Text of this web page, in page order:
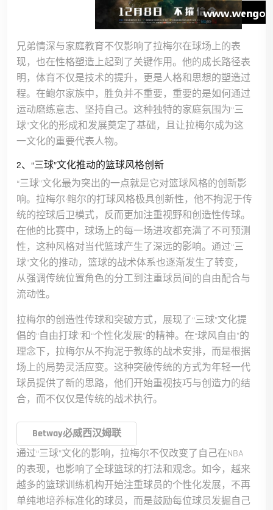
兄弟情深与家庭教育不仅影响了拉梅尔在球场上的表
现，也在性格塑造上起到了关键作用。他的成长路径表
明，体育不仅是技术的提升，更是人格和思想的塑造过
程。在鲍尔家族中，胜负并不重要，重要的是如何通过
运动磨练意志、坚持自己。这种独特的家庭氛围为“三
球”文化的形成和发展奠定了基础，且让拉梅尔成为这
一文化的重要代表人物。
2、“三球”文化推动的篮球风格创新
“三球”文化最为突出的一点就是它对篮球风格的创新影
响。拉梅尔·鲍尔的打球风格极具创新性，他不拘泥于传
统的控球后卫模式，反而更加注重视野和创造性传球。
在他的比赛中，球场上的每一场进攻都充满了不可预测
性，这种风格对当代篮球产生了深远的影响。通过“三
球”文化的推动，篮球的战术体系也逐渐发生了转变，
从强调传统位置角色的分工到注重球员间的自由配合与
流动性。
拉梅尔的创造性传球和突破方式，展现了“三球”文化提
倡的“自由打球”和“个性化发展”的精神。在“球风自由”的
理念下，拉梅尔从不拘泥于教练的战术安排，而是根据
场上的局势灵活应变。这种突破传统的方式为年轻一代
球员提供了新的思路，他们开始重视技巧与创造力的结
合，而不仅仅是传统的战术执行。
Betway必威西汉姆联
通过“三球”文化的影响，拉梅尔不仅改变了自己在NBA
的表现，也影响了全球篮球的打法和观念。如今，越来
越多的篮球训练机构开始注重球员的个性化发展，不再
单纯地培养标准化的球员，而是鼓励每位球员发掘自己